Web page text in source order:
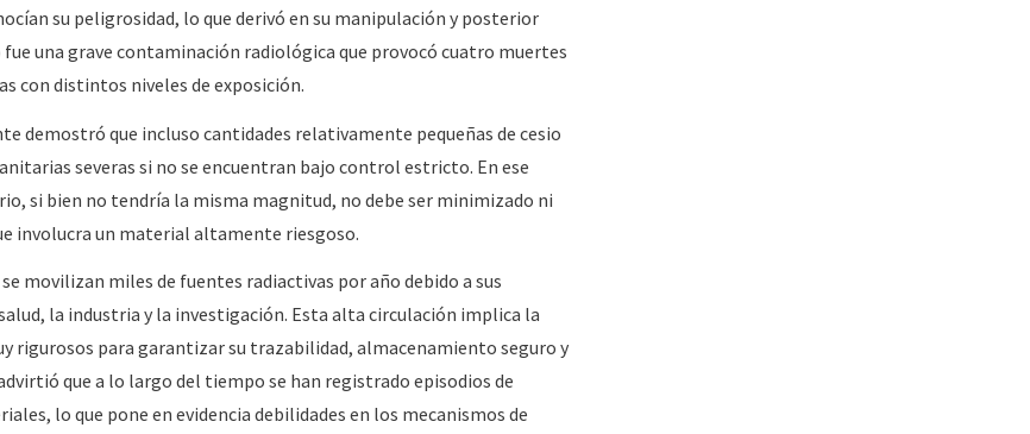
su peligrosidad, lo que derivó en su manipulación y posterior
una grave contaminación radiológica que provocó cuatro muertes
con distintos niveles de exposición.
demostró que incluso cantidades relativamente pequeñas de cesio
severas si no se encuentran bajo control estricto. En ese
si bien no tendría la misma magnitud, no debe ser minimizado ni
involucra un material altamente riesgoso.
movilizan miles de fuentes radiactivas por año debido a sus
la industria y la investigación. Esta alta circulación implica la
rigurosos para garantizar su trazabilidad, almacenamiento seguro y
que a lo largo del tiempo se han registrado episodios de
lo que pone en evidencia debilidades en los mecanismos de